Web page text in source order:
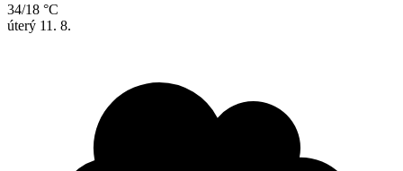
34/18 °C
úterý 11. 8.